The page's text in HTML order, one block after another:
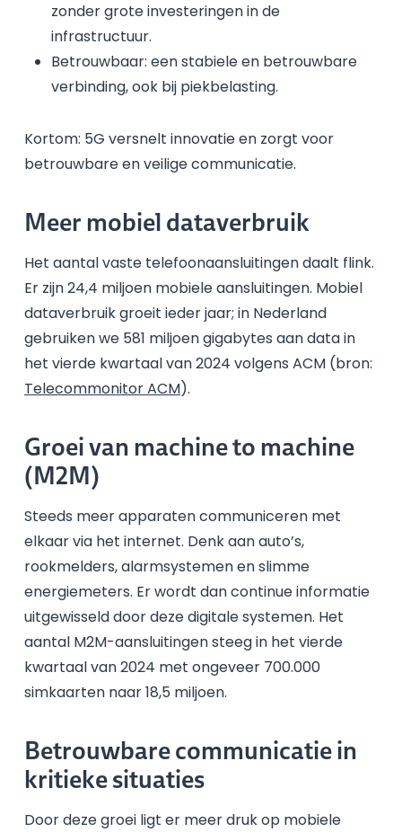
zonder grote investeringen in de
infrastructuur.
Betrouwbaar: een stabiele en betrouwbare
verbinding, ook bij piekbelasting.
Kortom: 5G versnelt innovatie en zorgt voor
betrouwbare en veilige communicatie.
Meer mobiel dataverbruik
Het aantal vaste telefoonaansluitingen daalt flink.
Er zijn 24,4 miljoen mobiele aansluitingen. Mobiel
dataverbruik groeit ieder jaar; in Nederland
gebruiken we 581 miljoen gigabytes aan data in
het vierde kwartaal van 2024 volgens ACM (bron:
Telecommonitor ACM).
Groei van machine to machine
(M2M)
Steeds meer apparaten communiceren met
elkaar via het internet. Denk aan auto’s,
rookmelders, alarmsystemen en slimme
energiemeters. Er wordt dan continue informatie
uitgewisseld door deze digitale systemen. Het
aantal M2M-aansluitingen steeg in het vierde
kwartaal van 2024 met ongeveer 700.000
simkaarten naar 18,5 miljoen.
Betrouwbare communicatie in
kritieke situaties
Door deze groei ligt er meer druk op mobiele